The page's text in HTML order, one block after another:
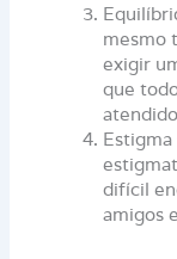
mesmo
exigir
que
Estigma
difícil
amigos